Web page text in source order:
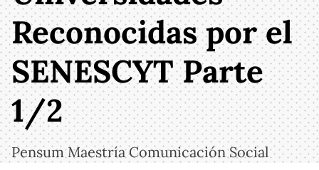
Reconocidas por el
SENESCYT Parte
1/2
Pensum Maestría Comunicación Social